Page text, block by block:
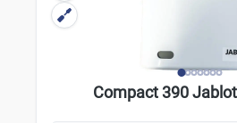
Stromverbrauch: 30 W Aufheizzeit: 20 Minuten
Notstromversorgung: 12 V / 1,2 Ah
Compact 390